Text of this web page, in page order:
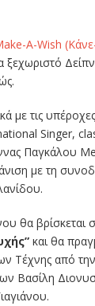
A-Wish
ξεχωριστό
με τις
Singer,
Παγκάλου
με τη
θα βρίσκεται
και θα
Τέχνης από την
Βασίλη